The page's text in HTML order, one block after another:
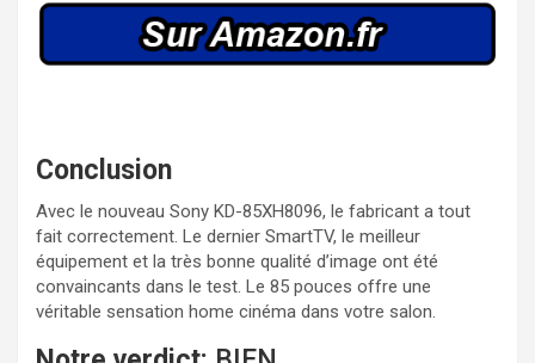
Conclusion
Avec le nouveau Sony KD-85XH8096, le fabricant a tout
fait correctement. Le dernier SmartTV, le meilleur
équipement et la très bonne qualité d’image ont été
convaincants dans le test. Le 85 pouces offre une
véritable sensation home cinéma dans votre salon.